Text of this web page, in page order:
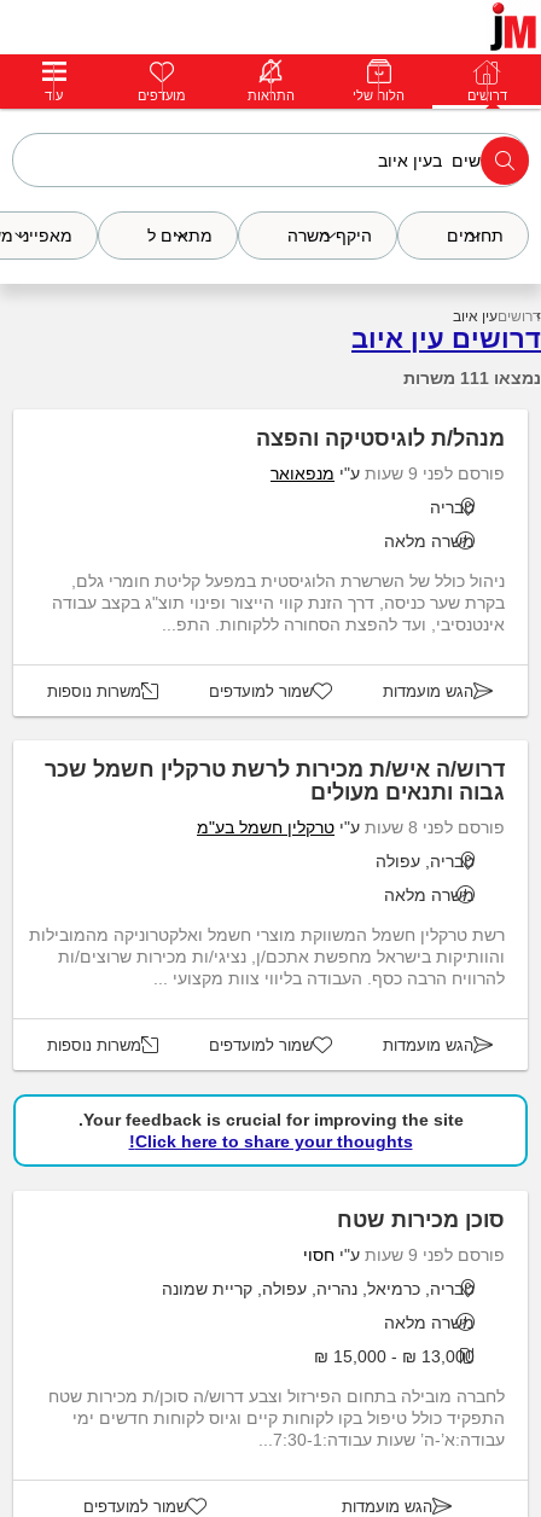
דרושים פרופילים הודעות פרימיום דרושים הלוח שלי התראות מועדפים עוד
תחומים היקף משרה מתאים ל מאפייני
דרושיםעין איוב
דרושים עין איוב
נמצאו 111 משרות
מנהל/ת לוגיסטיקה והפצה
פורסם לפני 9 שעות ע"י מנפאואר
טבריה
משרה מלאה
ניהול כולל של השרשרת הלוגיסטית במפעל קליטת חומרי גלם,
בקרת שער כניסה, דרך הזנת קווי הייצור ופינוי תוצ"ג בקצב עבודה
אינטנסיבי, ועד להפצת הסחורה ללקוחות. התפ...
הגש מועמדות שמור למועדפים משרות נוספות
דרוש/ה איש/ת מכירות לרשת טרקלין חשמל שכר
גבוה ותנאים מעולים
פורסם לפני 8 שעות ע"י טרקלין חשמל בע"מ
טבריה, עפולה
משרה מלאה
רשת טרקלין חשמל המשווקת מוצרי חשמל ואלקטרוניקה מהמובילות
והוותיקות בישראל מחפשת אתכם/ן, נציגי/ות מכירות שרוצים/ות
להרוויח הרבה כסף. העבודה בליווי צוות מקצועי ...
הגש מועמדות שמור למועדפים משרות נוספות
Your feedback is crucial for improving the site.
Click here to share your thoughts!
סוכן מכירות שטח
פורסם לפני 9 שעות ע"י חסוי
טבריה, כרמיאל, נהריה, עפולה, קריית שמונה
משרה מלאה
13,000 ₪ - 15,000 ₪
לחברה מובילה בתחום הפירזול וצבע דרוש/ה סוכן/ת מכירות שטח
התפקיד כולל טיפול בקו לקוחות קיים וגיוס לקוחות חדשים ימי
עבודה:א’-ה’ שעות עבודה:7:30-1...
הגש מועמדות שמור למועדפים